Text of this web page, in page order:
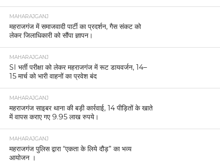
MAHARAJGANJ
महराजगंज में समाजवादी पार्टी का प्रदर्शन, गैस संकट को
लेकर जिलाधिकारी को सौंपा ज्ञापन।
MAHARAJGANJ
SI भर्ती परीक्षा को लेकर महराजगंज में रूट डायवर्जन, 14–
15 मार्च को भारी वाहनों का प्रवेश बंद
MAHARAJGANJ
महराजगंज साइबर थाना की बड़ी कार्रवाई, 14 पीड़ितों के खाते
में वापस कराए गए 9.95 लाख रुपये।
MAHARAJGANJ
महराजगंज पुलिस द्वारा “एकता के लिये दौड़” का भव्य
आयोजन ।